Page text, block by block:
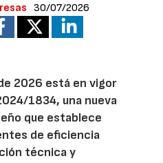
30/07/2026
2026 está en vigor
1834, una nueva
que establece
de eficiencia
técnica y